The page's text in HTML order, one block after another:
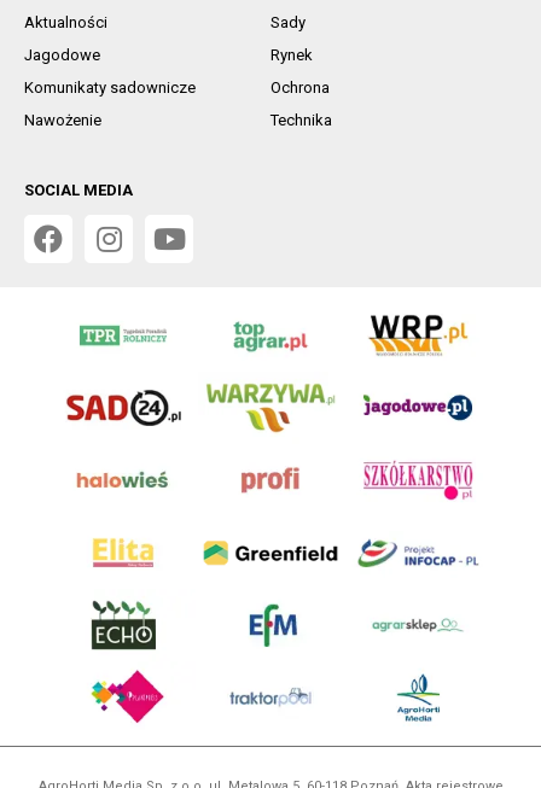
Aktualności
Sady
Jagodowe
Rynek
Komunikaty sadownicze
Ochrona
Nawożenie
Technika
SOCIAL MEDIA